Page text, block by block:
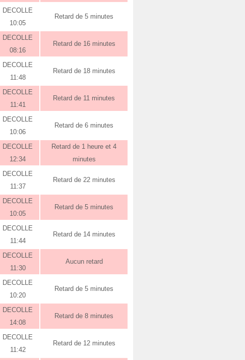
DECOLLE
10:05
Retard de 5 minutes
DECOLLE
08:16
Retard de 16 minutes
DECOLLE
11:48
Retard de 18 minutes
DECOLLE
11:41
Retard de 11 minutes
DECOLLE
10:06
Retard de 6 minutes
DECOLLE
12:34
Retard de 1 heure et 4
minutes
DECOLLE
11:37
Retard de 22 minutes
DECOLLE
10:05
Retard de 5 minutes
DECOLLE
11:44
Retard de 14 minutes
DECOLLE
11:30
Aucun retard
DECOLLE
10:20
Retard de 5 minutes
DECOLLE
14:08
Retard de 8 minutes
DECOLLE
11:42
Retard de 12 minutes